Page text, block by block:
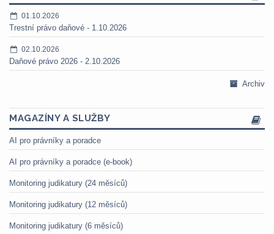
01.10.2026
Trestní právo daňové - 1.10.2026
02.10.2026
Daňové právo 2026 - 2.10.2026
Archiv
MAGAZÍNY A SLUŽBY
AI pro právníky a poradce
AI pro právníky a poradce (e-book)
Monitoring judikatury (24 měsíců)
Monitoring judikatury (12 měsíců)
Monitoring judikatury (6 měsíců)